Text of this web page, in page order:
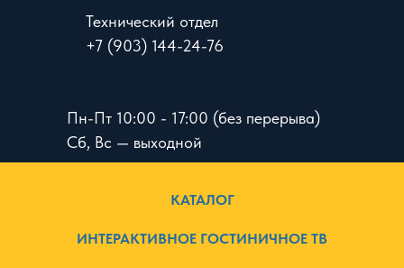
Пн-Пт 10:00 - 17:00 (без перерыва)
Сб, Вс — выходной
Технический отдел
+7 (903) 144-24-76
КАТАЛОГ
ИНТЕРАКТИВНОЕ ГОСТИНИЧНОЕ ТВ